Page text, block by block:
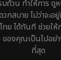
รบถ้วน ทำให้กา
วกสบาย ไม่ว่าจะ
ย ได้ทันที ช่วยใ
องคุณเป็นไปอย่
ที่สุด